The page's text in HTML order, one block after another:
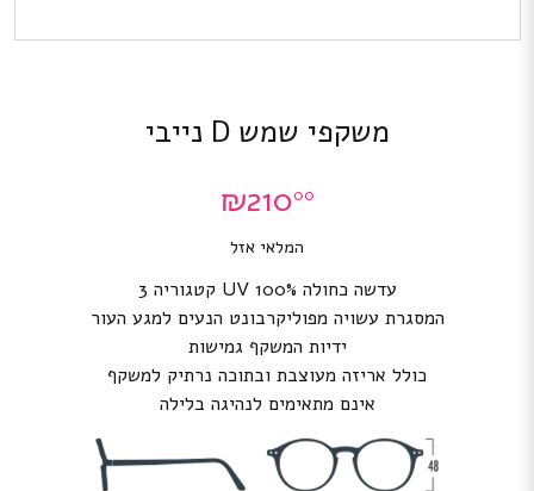
משקפי שמש D נייבי
₪21000
המלאי אזל
עדשה כחולה 100% UV קטגוריה 3
המסגרת עשויה מפוליקרבונט הנעים למגע העור
ידיות המשקף גמישות
כולל אריזה מעוצבת ובתוכה נרתיק למשקף
אינם מתאימים לנהיגה בלילה